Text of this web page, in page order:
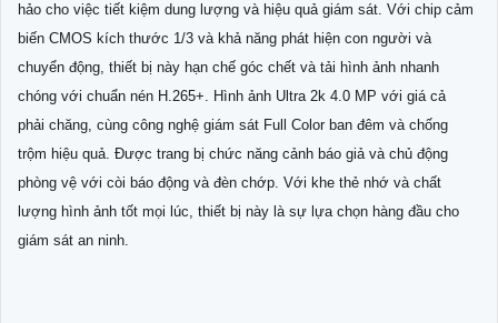
hảo cho việc tiết kiệm dung lượng và hiệu quả giám sát. Với chip cảm
biến CMOS kích thước 1/3 và khả năng phát hiện con người và
chuyển động, thiết bị này hạn chế góc chết và tải hình ảnh nhanh
chóng với chuẩn nén H.265+. Hình ảnh Ultra 2k 4.0 MP với giá cả
phải chăng, cùng công nghệ giám sát Full Color ban đêm và chống
trộm hiệu quả. Được trang bị chức năng cảnh báo giả và chủ động
phòng vệ với còi báo động và đèn chớp. Với khe thẻ nhớ và chất
lượng hình ảnh tốt mọi lúc, thiết bị này là sự lựa chọn hàng đầu cho
giám sát an ninh.